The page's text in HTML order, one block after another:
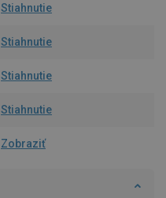
Stiahnutie
Stiahnutie
Stiahnutie
Stiahnutie
Zobraziť